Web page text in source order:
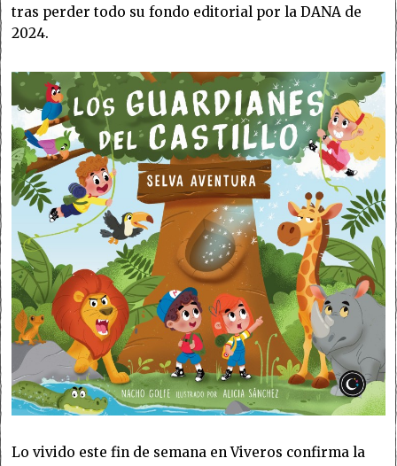
tras perder todo su fondo editorial por la DANA de
2024.
Lo vivido este fin de semana en Viveros confirma la